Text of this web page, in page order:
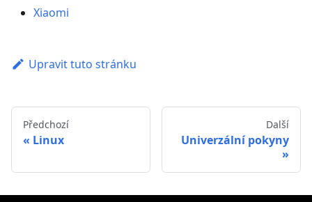
Xiaomi
Upravit tuto stránku
Předchozí
Linux
Další
Univerzální pokyny